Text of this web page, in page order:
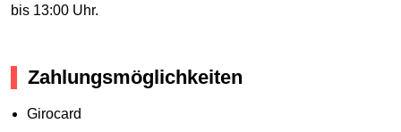
bis 13:00 Uhr.
Zahlungsmöglichkeiten
Girocard